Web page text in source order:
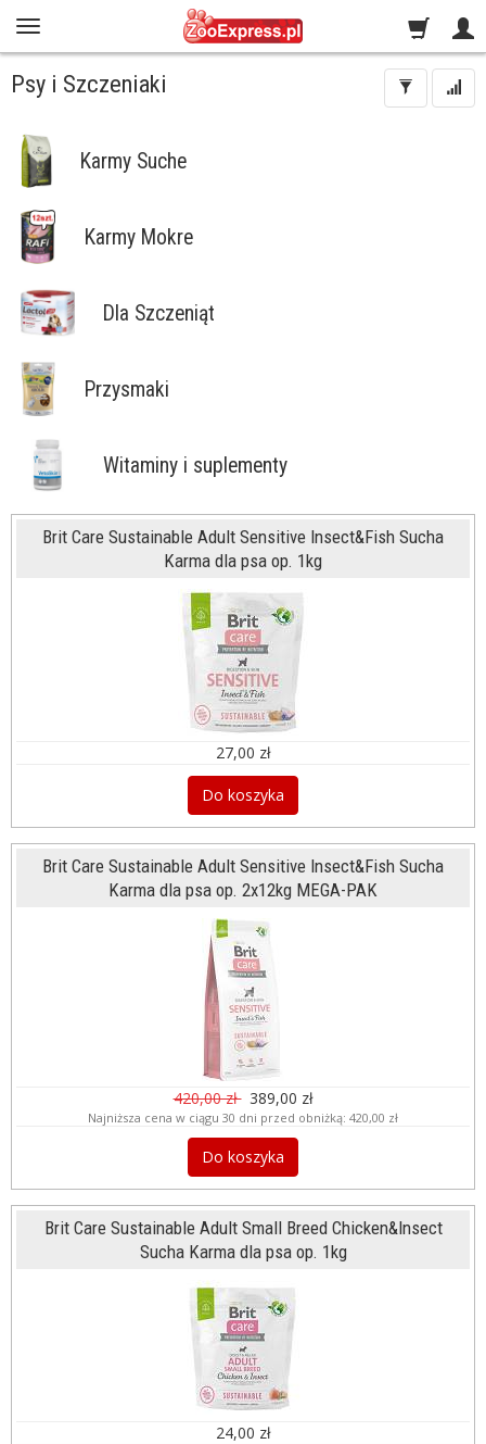
Psy i Szczeniaki
Karmy Suche
Karmy Mokre
Dla Szczeniąt
Przysmaki
Witaminy i suplementy
Brit Care Sustainable Adult Sensitive Insect&Fish Sucha
Karma dla psa op. 1kg
27,00 zł
Do koszyka
Brit Care Sustainable Adult Sensitive Insect&Fish Sucha
Karma dla psa op. 2x12kg MEGA-PAK
420,00 zł 389,00 zł
Najniższa cena w ciągu 30 dni przed obniżką: 420,00 zł
Do koszyka
Brit Care Sustainable Adult Small Breed Chicken&Insect
Sucha Karma dla psa op. 1kg
24,00 zł